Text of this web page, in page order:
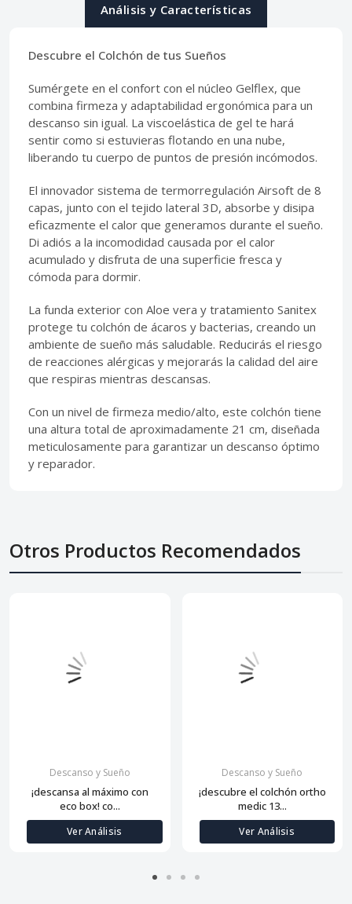
Análisis y Características
Descubre el Colchón de tus Sueños
Sumérgete en el confort con el núcleo Gelflex, que
combina firmeza y adaptabilidad ergonómica para un
descanso sin igual. La viscoelástica de gel te hará
sentir como si estuvieras flotando en una nube,
liberando tu cuerpo de puntos de presión incómodos.
El innovador sistema de termorregulación Airsoft de 8
capas, junto con el tejido lateral 3D, absorbe y disipa
eficazmente el calor que generamos durante el sueño.
Di adiós a la incomodidad causada por el calor
acumulado y disfruta de una superficie fresca y
cómoda para dormir.
La funda exterior con Aloe vera y tratamiento Sanitex
protege tu colchón de ácaros y bacterias, creando un
ambiente de sueño más saludable. Reducirás el riesgo
de reacciones alérgicas y mejorarás la calidad del aire
que respiras mientras descansas.
Con un nivel de firmeza medio/alto, este colchón tiene
una altura total de aproximadamente 21 cm, diseñada
meticulosamente para garantizar un descanso óptimo
y reparador.
Otros Productos Recomendados
Descanso y Sueño
¡descansa al máximo con
eco box! co...
Ver Análisis
Descanso y Sueño
¡descubre el colchón ortho
medic 13...
Ver Análisis